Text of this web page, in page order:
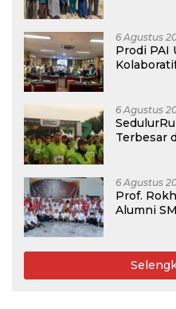
6 Agustus
Prodi PAI
6 Agustus
Terbesar
Guru
6 Agustus
Prof.
Alumni